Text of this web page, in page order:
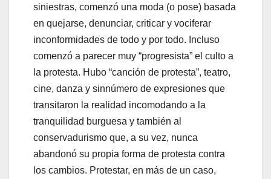
siniestras, comenzó una moda (o pose) basada
en quejarse, denunciar, criticar y vociferar
inconformidades de todo y por todo. Incluso
comenzó a parecer muy “progresista” el culto a
la protesta. Hubo “canción de protesta”, teatro,
cine, danza y sinnúmero de expresiones que
transitaron la realidad incomodando a la
tranquilidad burguesa y también al
conservadurismo que, a su vez, nunca
abandonó su propia forma de protesta contra
los cambios. Protestar, en más de un caso,